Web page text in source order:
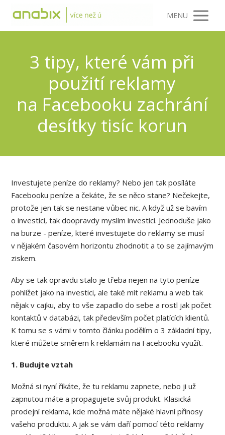
MENU
3 tipy, které vám při
použití reklamy
na Facebooku zachrání
desítky tisíc korun
Investujete peníze do reklamy? Nebo jen tak posíláte
Facebooku peníze a čekáte, že se něco stane? Nečekejte,
protože jen tak se nestane vůbec nic. A když už se bavím
o investici, tak doopravdy myslím investici. Jednoduše jako
na burze - peníze, které investujete do reklamy se musí
v nějakém časovém horizontu zhodnotit a to se zajímavým
ziskem.
Aby se tak opravdu stalo je třeba nejen na tyto peníze
pohlížet jako na investici, ale také mít reklamu a web tak
nějak v cajku, aby to vše zapadlo do sebe a rostl jak počet
kontaktů v databázi, tak především počet platících klientů.
K tomu se s vámi v tomto článku podělím o 3 základní tipy,
které můžete směrem k reklamám na Facebooku využít.
1. Budujte vztah
Možná si nyní říkáte, že tu reklamu zapnete, nebo ji už
zapnutou máte a propagujete svůj produkt. Klasická
prodejní reklama, kde možná máte nějaké hlavní přínosy
vašeho produktu. A jak se vám daří pomocí této reklamy